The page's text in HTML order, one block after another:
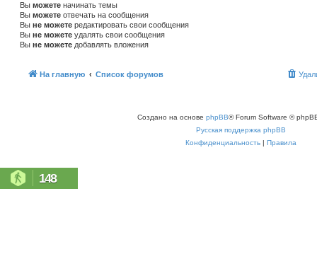
Вы можете начинать темы
Вы можете отвечать на сообщения
Вы не можете редактировать свои сообщения
Вы не можете удалять свои сообщения
Вы не можете добавлять вложения
На главную Список форумов
Создано на основе phpBB® Forum Software ©
Русская поддержка phpBB
Конфиденциальность | Правила
148